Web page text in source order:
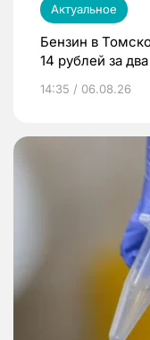
Актуальное
Бензин в
14 рублей за
14:35 / 06.08.26